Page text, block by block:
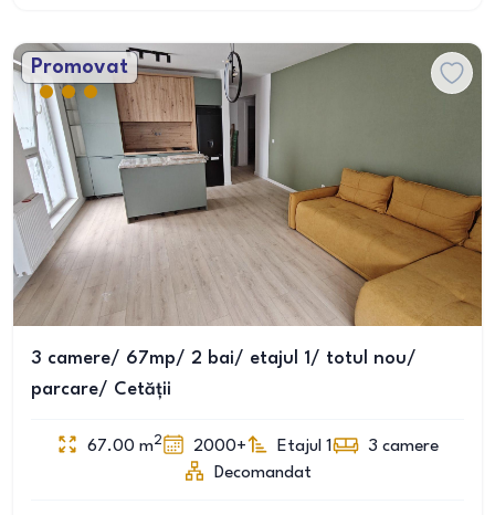
Promovat
3 camere/ 67mp/ 2 bai/ etajul 1/ totul nou/
parcare/ Cetății
67.00 m2 2000+ Etajul 1 3 camere
Decomandat